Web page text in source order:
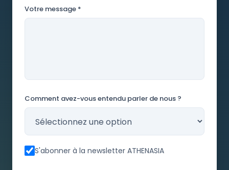
Votre message *
Comment avez-vous entendu parler de nous ?
S'abonner à la newsletter ATHENASIA